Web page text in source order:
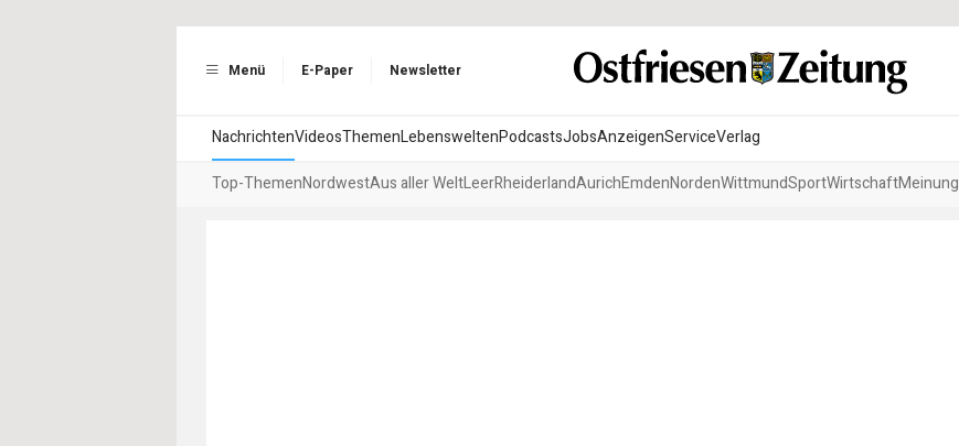
Menü E-Paper Newsletter
NachrichtenVideosThemenLebensweltenPodcastsJobsAnzeigenServiceVerlag
Top-ThemenNordwestAus aller WeltLeerRheiderlandAurichEmdenNordenWittmundSportWirtschaftMeinung